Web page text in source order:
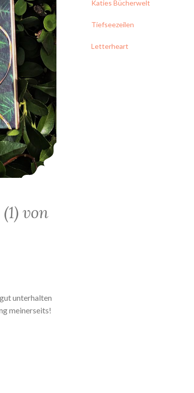
von
unterhalten
meinerseits!
Katies Bücherwelt
Tiefseezeilen
Letterheart